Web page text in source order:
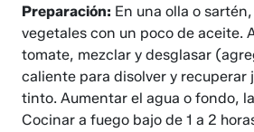
Preparación: En una olla o
vegetales con un poco de aceite.
tomate, mezclar y desglasar
caliente para disolver y recuperar
tinto. Aumentar el agua o fondo,
Cocinar a fuego bajo de 1 a 2